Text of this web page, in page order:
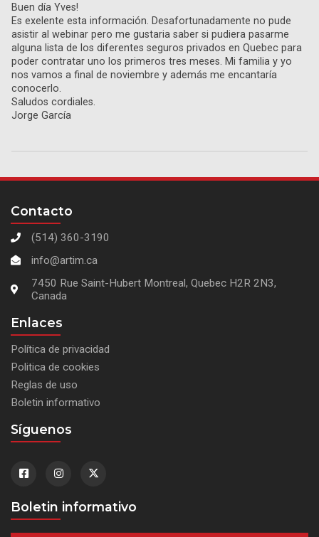
Buen día Yves!
Es exelente esta información. Desafortunadamente no pude
asistir al webinar pero me gustaria saber si pudiera pasarme
alguna lista de los diferentes seguros privados en Quebec para
poder contratar uno los primeros tres meses. Mi familia y yo
nos vamos a final de noviembre y además me encantaría
conocerlo.
Saludos cordiales.
Jorge García
Contacto
(514) 360-3190
info@artim.ca
7450 Rue Saint-Hubert Montreal, Quebec H2R 2N3,
Canada
Enlaces
Política de privacidad
Politica de cookies
Reglas de uso
Boletin informativo
Síguenos
Boletin informativo